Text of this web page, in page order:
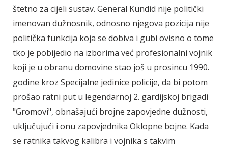
štetno za cijeli sustav. General Kundid nije politički
imenovan dužnosnik, odnosno njegova pozicija nije
politička funkcija koja se dobiva i gubi ovisno o tome
tko je pobijedio na izborima već profesionalni vojnik
koji je u obranu domovine stao još u prosincu 1990.
godine kroz Specijalne jedinice policije, da bi potom
prošao ratni put u legendarnoj 2. gardijskoj brigadi
"Gromovi", obnašajući brojne zapovjedne dužnosti,
uključujući i onu zapovjednika Oklopne bojne. Kada
se ratnika takvog kalibra i vojnika s takvim